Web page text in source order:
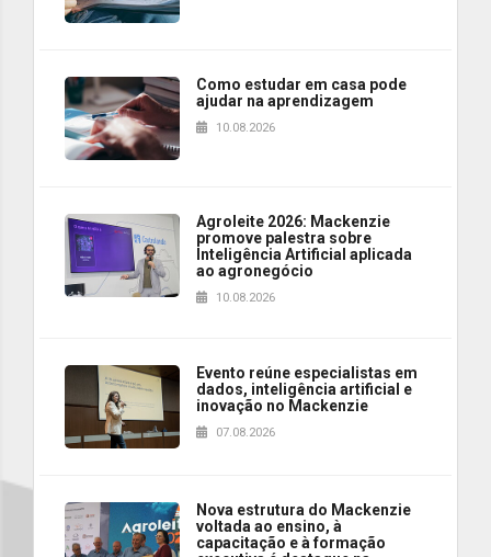
Como estudar em casa pode
ajudar na aprendizagem
10.08.2026
Agroleite 2026: Mackenzie
promove palestra sobre
Inteligência Artificial aplicada
ao agronegócio
10.08.2026
Evento reúne especialistas em
dados, inteligência artificial e
inovação no Mackenzie
07.08.2026
Nova estrutura do Mackenzie
voltada ao ensino, à
capacitação e à formação